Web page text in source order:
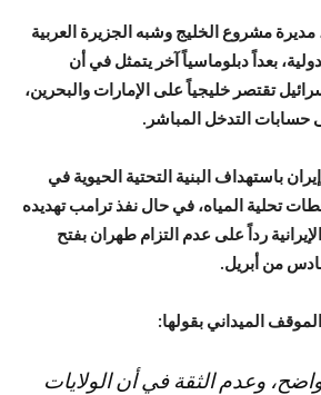
مشروع الخليج وشبه الجزيرة العربية
بعداً دبلوماسياً آخر يتمثل في أن
تقتصر خليجياً على الإمارات والبحرين،
التدخل المباشر.
باستهداف البنية التحتية الحيوية في
تحلية المياه، في حال نفذ ترامب تهديده
رداً على عدم التزام طهران بفتح
من أبريل.
الميداني بقولها:
وعدم الثقة في أن الولايات